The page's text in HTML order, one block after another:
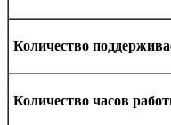
Количество
Количество часов